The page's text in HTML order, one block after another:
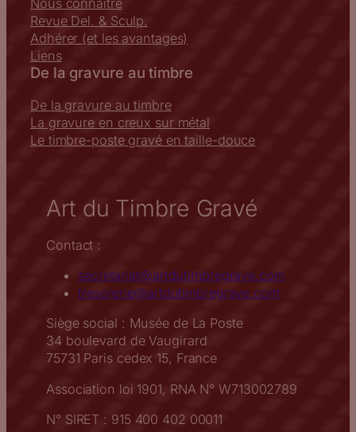
Revue Del. & Sculp.
Adhérer (et les avantages)
Liens
De la gravure au timbre
De la gravure au timbre
La gravure en creux sur métal
Le timbre-poste gravé en taille-douce
Art du Timbre Gravé
Contact :
secretariat@artdutimbregrave.com
tresorerie@artdutimbregrave.com
Siège social : Musée de La Poste
34 boulevard de Vaugirard
75731 Paris cedex 15, France
Association loi 1901, RNA N° W713002789
N° SIRET : 915 400 402 00011